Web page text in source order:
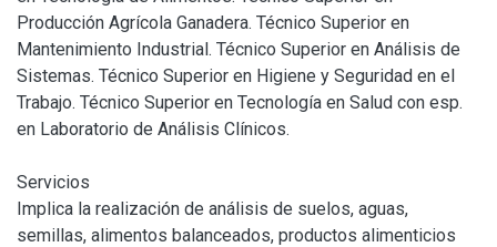
Producción Agrícola Ganadera. Técnico Superior en
Mantenimiento Industrial. Técnico Superior en Análisis de
Sistemas. Técnico Superior en Higiene y Seguridad en el
Trabajo. Técnico Superior en Tecnología en Salud con esp.
en Laboratorio de Análisis Clínicos.
Servicios
Implica la realización de análisis de suelos, aguas,
semillas, alimentos balanceados, productos alimenticios